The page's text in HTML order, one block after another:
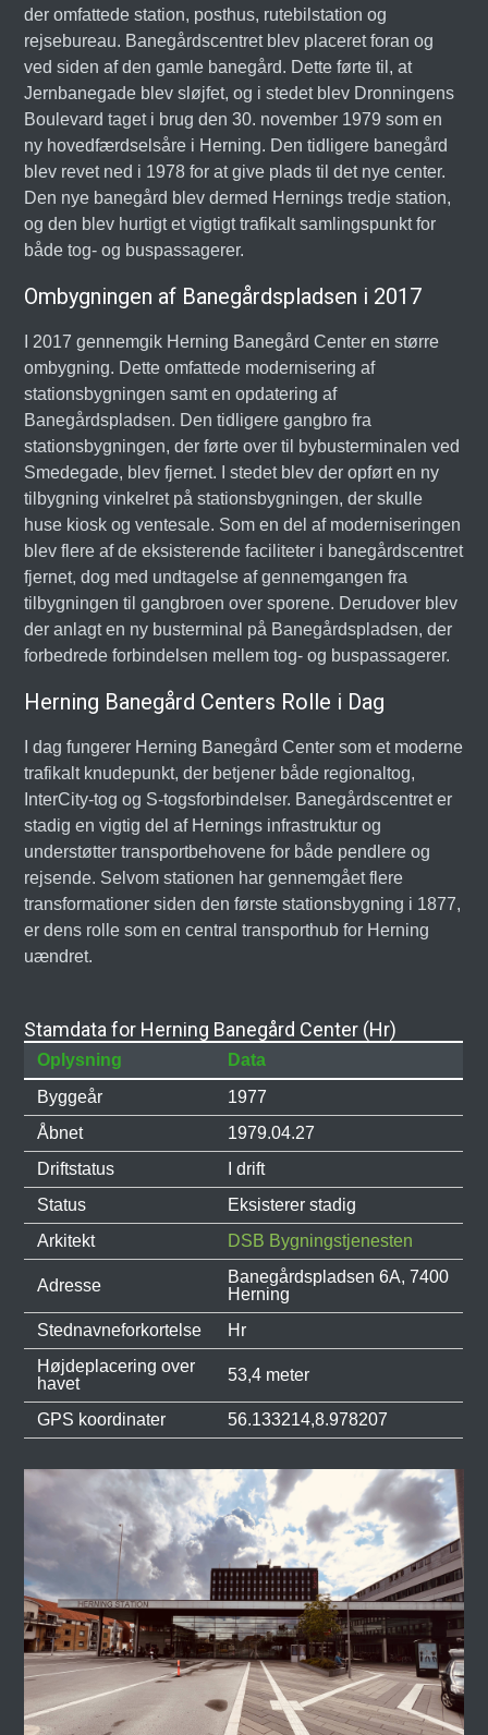
der omfattede station, posthus, rutebilstation og
rejsebureau. Banegårdscentret blev placeret foran og
ved siden af den gamle banegård. Dette førte til, at
Jernbanegade blev sløjfet, og i stedet blev Dronningens
Boulevard taget i brug den 30. november 1979 som en
ny hovedfærdselsåre i Herning. Den tidligere banegård
blev revet ned i 1978 for at give plads til det nye center.
Den nye banegård blev dermed Hernings tredje station,
og den blev hurtigt et vigtigt trafikalt samlingspunkt for
både tog- og buspassagerer.
Ombygningen af Banegårdspladsen i 2017
I 2017 gennemgik Herning Banegård Center en større
ombygning. Dette omfattede modernisering af
stationsbygningen samt en opdatering af
Banegårdspladsen. Den tidligere gangbro fra
stationsbygningen, der førte over til bybusterminalen ved
Smedegade, blev fjernet. I stedet blev der opført en ny
tilbygning vinkelret på stationsbygningen, der skulle
huse kiosk og ventesale. Som en del af moderniseringen
blev flere af de eksisterende faciliteter i banegårdscentret
fjernet, dog med undtagelse af gennemgangen fra
tilbygningen til gangbroen over sporene. Derudover blev
der anlagt en ny busterminal på Banegårdspladsen, der
forbedrede forbindelsen mellem tog- og buspassagerer.
Herning Banegård Centers Rolle i Dag
I dag fungerer Herning Banegård Center som et moderne
trafikalt knudepunkt, der betjener både regionaltog,
InterCity-tog og S-togsforbindelser. Banegårdscentret er
stadig en vigtig del af Hernings infrastruktur og
understøtter transportbehovene for både pendlere og
rejsende. Selvom stationen har gennemgået flere
transformationer siden den første stationsbygning i 1877,
er dens rolle som en central transporthub for Herning
uændret.
Stamdata for Herning Banegård Center (Hr)
Oplysning
Data
Byggeår
1977
Åbnet
1979.04.27
Driftstatus
I drift
Status
Eksisterer stadig
Arkitekt
DSB Bygningstjenesten
Adresse
Banegårdspladsen 6A, 7400
Herning
Stednavneforkortelse
Hr
Højdeplacering over
havet
53,4 meter
GPS koordinater 56.133214,8.978207